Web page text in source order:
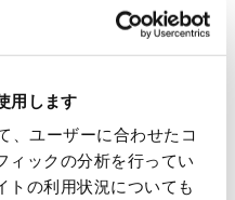
用します
、ユーザーに合わせたコ
ィックの分析を行ってい
トの利用状況についても
がある方
エネルギー削減に限